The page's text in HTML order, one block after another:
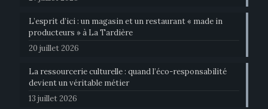
L’esprit d’ici : un magasin et un restaurant « made in
producteurs » à La Tardière
20 juillet 2026
La ressourcerie culturelle : quand l’éco-responsabilité
devient un véritable métier
13 juillet 2026